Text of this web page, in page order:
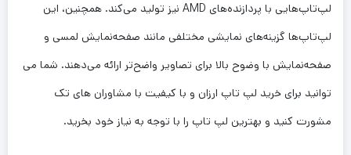
لپ‌تاپ‌هایی با پردازنده‌های AMD نیز تولید می‌کند. همچنین، این
لپ‌تاپ‌ها گزینه‌های نمایشی مختلفی مانند صفحه‌نمایش لمسی و
صفحه‌نمایش با وضوح بالا برای تصاویر واضح‌تر ارائه می‌دهند. شما می
توانید برای خرید لپ تاپ ارزان و با کیفیت با مشاوران های تک
مشورت کنید و بهترین لپ تاپ را با توجه به نیاز خود بخرید.